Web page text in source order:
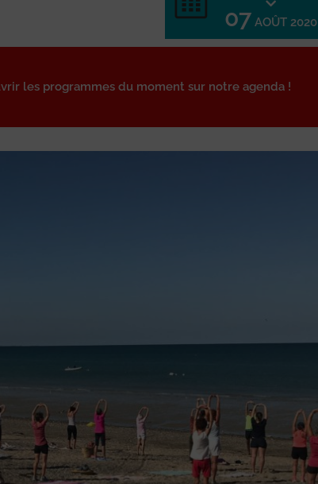
07 AOÛT 2020
les programmes du moment sur notre agenda !